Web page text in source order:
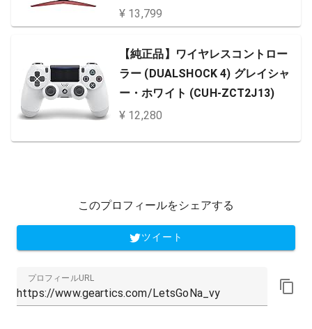
減
¥ 13,799
【純正品】ワイヤレスコントロー
ラー (DUALSHOCK 4) グレイシャ
ー・ホワイト (CUH-ZCT2J13)
¥ 12,280
このプロフィールをシェアする
ツイート
プロフィールURL